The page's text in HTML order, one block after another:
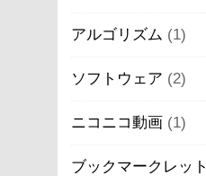
アルゴリズム (1)
ソフトウェア (2)
ニコニコ動画 (1)
ブックマークレット